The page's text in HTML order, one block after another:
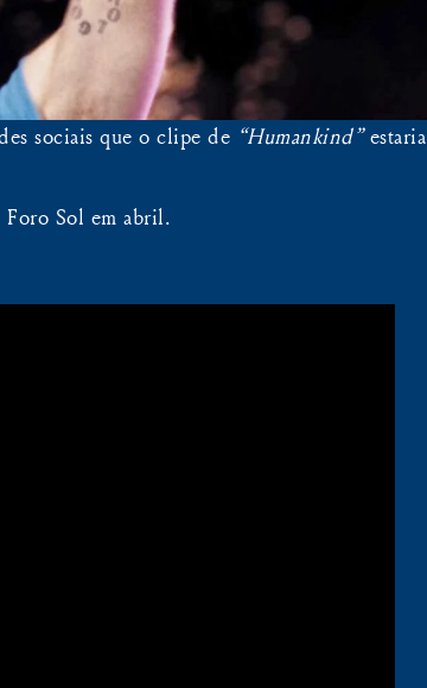
sociais que o clipe de “Humankind”estaria
Sol em abril.